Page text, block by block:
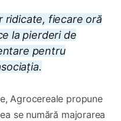
ridicate, fiecare oră
la pierderi de
pentru
Agrocereale propune
se numără majorarea